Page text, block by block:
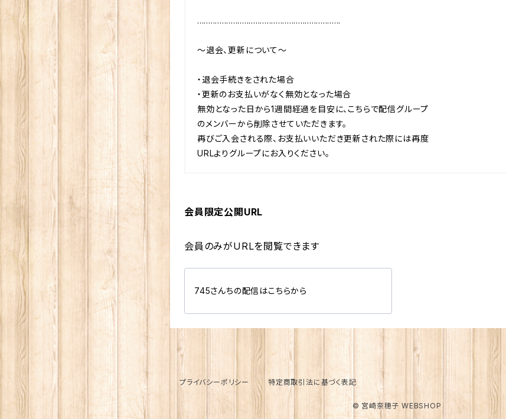
................................................................
〜退会、更新について〜
・退会手続きをされた場合
・更新のお支払いがなく無効となった場合
無効となった日から1週間経過を目安に、こちらで配信グループ
のメンバーから削除させていただきます。
再びご入会される際、お支払いいただき更新された際には再度
URLよりグループにお入りください。
会員限定公開URL
会員のみがURLを閲覧できます
745さんちの配信はこちらから
プライバシーポリシー 特定商取引法に基づく表記
© 宮崎奈穂子 WEBSHOP